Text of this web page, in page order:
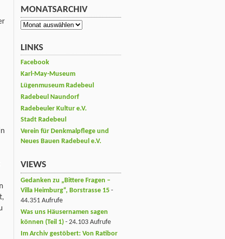
MONATSARCHIV
Monatsarchiv
LINKS
Facebook
Karl-May-Museum
Lügenmuseum Radebeul
Radebeul Naundorf
Radebeuler Kultur e.V.
Stadt Radebeul
Verein für Denkmalpflege und
Neues Bauen Radebeul e.V.
VIEWS
Gedanken zu „Bittere Fragen –
Villa Heimburg“, Borstrasse 15 -
44.351 Aufrufe
Was uns Häusernamen sagen
können (Teil 1) - 24.103 Aufrufe
Im Archiv gestöbert: Von Ratibor